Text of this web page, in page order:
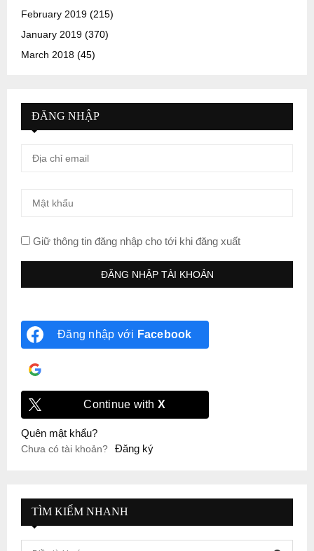
February 2019 (215)
January 2019 (370)
March 2018 (45)
ĐĂNG NHẬP
Giữ thông tin đăng nhập cho tới khi đăng xuất
Đăng nhập với Facebook
Continue with X
Quên mật khẩu?
Chưa có tài khoản? Đăng ký
TÌM KIẾM NHANH